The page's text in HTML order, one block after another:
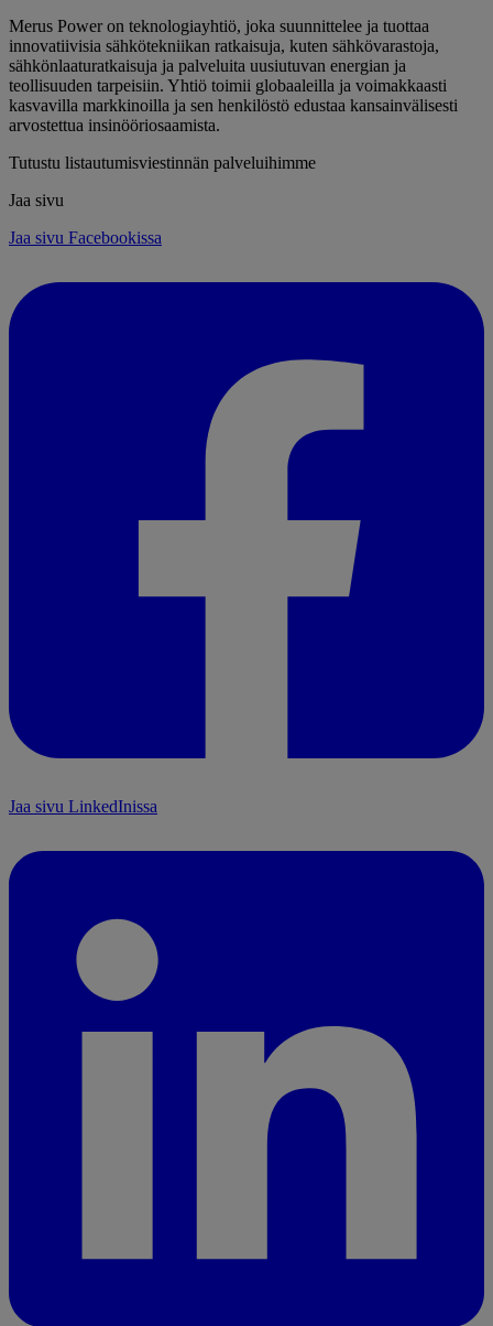
Merus Power on teknologiayhtiö, joka suunnittelee ja tuottaa
innovatiivisia sähkötekniikan ratkaisuja, kuten sähkövarastoja,
sähkönlaaturatkaisuja ja palveluita uusiutuvan energian ja
teollisuuden tarpeisiin. Yhtiö toimii globaaleilla ja voimakkaasti
kasvavilla markkinoilla ja sen henkilöstö edustaa kansainvälisesti
arvostettua insinööriosaamista.
Tutustu listautumisviestinnän palveluihimme
Jaa sivu
Jaa sivu Facebookissa
Jaa sivu LinkedInissa